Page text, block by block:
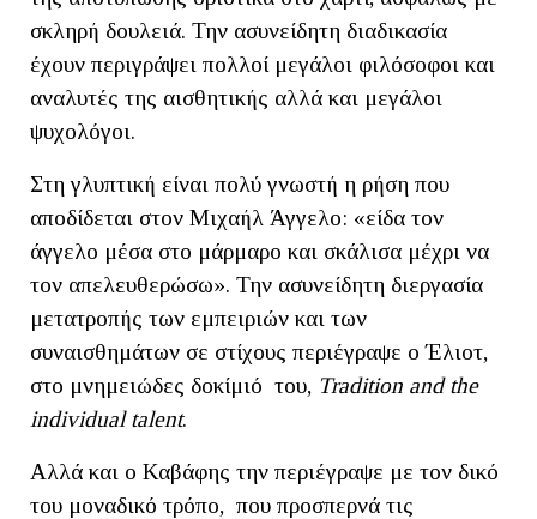
σκληρή δουλειά. Την ασυνείδητη διαδικασία
έχουν περιγράψει πολλοί μεγάλοι φιλόσοφοι και
αναλυτές της αισθητικής αλλά και μεγάλοι
ψυχολόγοι.
Στη γλυπτική είναι πολύ γνωστή η ρήση που
αποδίδεται στον Μιχαήλ Άγγελο: «είδα τον
άγγελο μέσα στο μάρμαρο και σκάλισα μέχρι να
τον απελευθερώσω». Την ασυνείδητη διεργασία
μετατροπής των εμπειριών και των
συναισθημάτων σε στίχους περιέγραψε ο Έλιοτ,
στο μνημειώδες δοκίμιό του, Tradition and the
individual talent.
Αλλά και ο Καβάφης την περιέγραψε με τον δικό
του μοναδικό τρόπο, που προσπερνά τις